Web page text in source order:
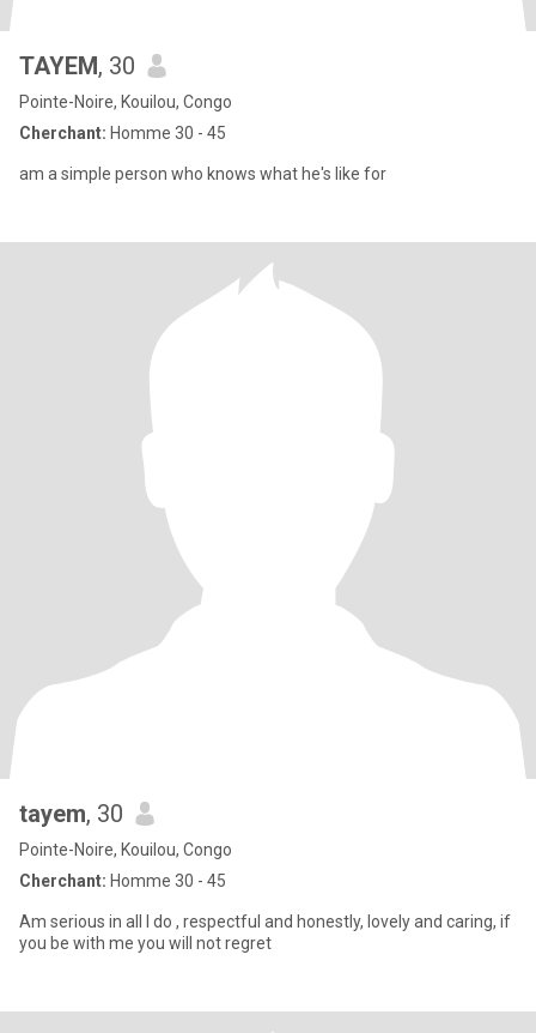
TAYEM, 30
Pointe-Noire, Kouilou, Congo
Cherchant: Homme 30 - 45
am a simple person who knows what he's like for
tayem, 30
Pointe-Noire, Kouilou, Congo
Cherchant: Homme 30 - 45
Am serious in all I do , respectful and honestly, lovely and caring, if
you be with me you will not regret